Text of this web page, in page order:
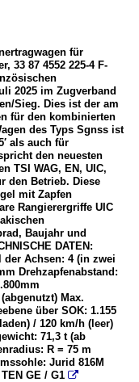
für
33 87 4552 225-4 F-
2025 im Zugverband
Sieg. Dies ist der am
für den kombinierten
des Typs Sgnss ist
als auch für
den neuesten
TSI WAG, EN, UIC,
den Betrieb. Diese
mit Zapfen
Rangierergriffe UIC
Baujahr und
DATEN:
der Achsen: 4 (in zwei
Drehzapfenabstand:
Max.
über SOK: 1.155
/ 120 km/h (leer)
71,3 t (ab
R = 75 m
Jurid 816M
GE / G1 